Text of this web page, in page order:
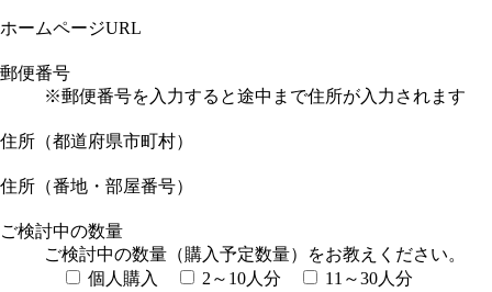
ホームページURL
郵便番号
※郵便番号を入力すると途中まで住所が入力されます
住所（都道府県市町村）
住所（番地・部屋番号）
ご検討中の数量
ご検討中の数量（購入予定数量）をお教えください。
個人購入
2～10人分
11～30人分